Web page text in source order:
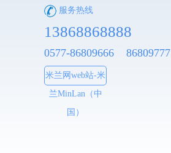
服务热线
13868868888
0577-86809666 86809777
米兰网web站-米
兰MinLan（中
国）